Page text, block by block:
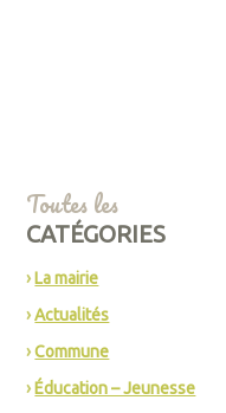
Toutes les
CATÉGORIES
La mairie
Actualités
Commune
Éducation – Jeunesse